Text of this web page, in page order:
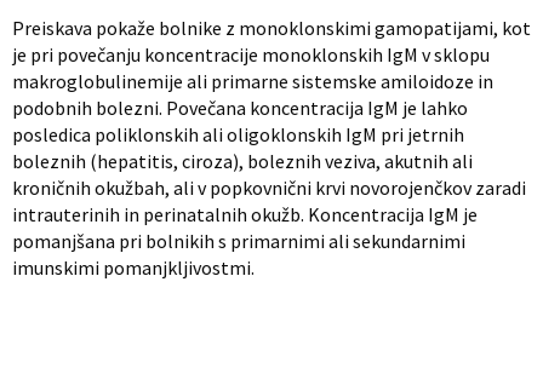
Preiskava pokaže bolnike z monoklonskimi gamopatijami, kot
je pri povečanju koncentracije monoklonskih IgM v sklopu
makroglobulinemije ali primarne sistemske amiloidoze in
podobnih bolezni. Povečana koncentracija IgM je lahko
posledica poliklonskih ali oligoklonskih IgM pri jetrnih
boleznih (hepatitis, ciroza), boleznih veziva, akutnih ali
kroničnih okužbah, ali v popkovnični krvi novorojenčkov zaradi
intrauterinih in perinatalnih okužb. Koncentracija IgM je
pomanjšana pri bolnikih s primarnimi ali sekundarnimi
imunskimi pomanjkljivostmi.